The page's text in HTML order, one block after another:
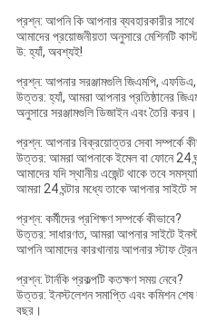
প্রশ্ন: আপনি কি আপনার ব্যবহারকারীর
আমাদের প্রয়োজনীয়তা অনুসারে মেশিনটি
উ: হ্যাঁ, অবশ্যই!
প্রশ্ন: আপনার সরঞ্জামগুলি জিএমপি,
উত্তর: হ্যাঁ, আমরা আপনার প্রতিষ্ঠানের
অনুসারে সরঞ্জামগুলি ডিজাইন এবং তৈরি করব।
প্রশ্ন: আপনার বিক্রয়োত্তর সেবা সম্পর্কে
উত্তর: আমরা আপনাকে ইমেল বা ফোনে 24
আমাদের যদি স্থানীয় এজেন্ট থাকে তবে
আমরা 24 ঘন্টার মধ্যে তাকে আপনার সাইটে
প্রশ্ন: কর্মীদের প্রশিক্ষণ সম্পর্কে কীভাবে?
উত্তর: সাধারণত, আমরা আপনার সাইটে
আপনি আমাদের কারখানায় আপনার স্টাফ
প্রশ্ন: টার্নকি প্রকল্পটি কতক্ষণ সময় নেবে?
উত্তর: ইনস্টলেশন সমাপ্তি এবং কমিশন
বছর।